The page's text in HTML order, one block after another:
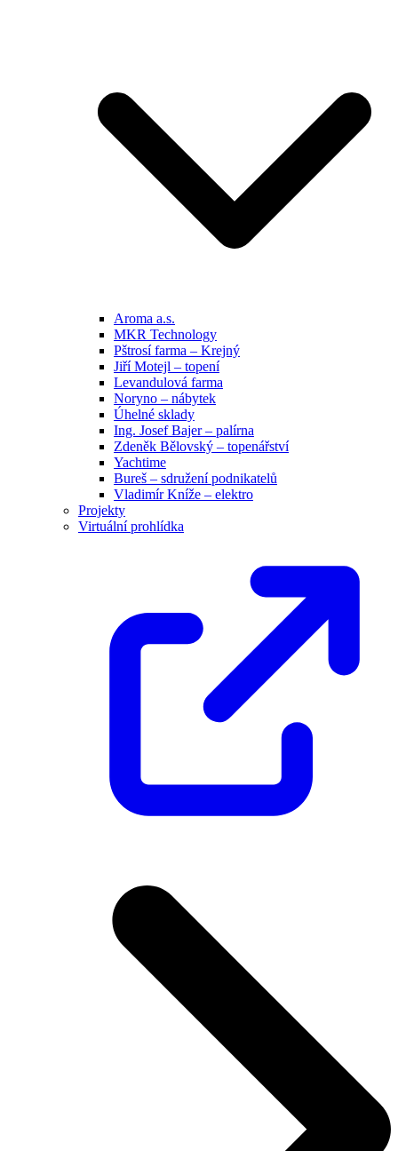
Aroma a.s.
MKR Technology
Pštrosí farma – Krejný
Jiří Motejl – topení
Levandulová farma
Noryno – nábytek
Úhelné sklady
Ing. Josef Bajer – palírna
Zdeněk Bělovský – topenářství
Yachtime
Bureš – sdružení podnikatelů
Vladimír Kníže – elektro
Projekty
Virtuální prohlídka